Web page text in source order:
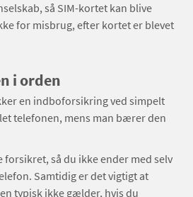
så SIM-kortet kan blive
for misbrug, efter kortet er blevet
i orden
en indboforsikring ved simpelt
telefonen, mens man bærer den
så du ikke ender med selv
Samtidig er det vigtigt at
typisk ikke gælder, hvis du